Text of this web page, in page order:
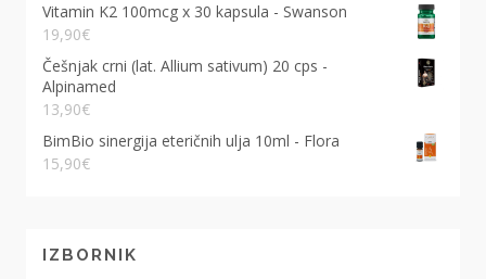
Vitamin K2 100mcg x 30 kapsula - Swanson
19,90€
Češnjak crni (lat. Allium sativum) 20 cps -
Alpinamed
13,90€
BimBio sinergija eteričnih ulja 10ml - Flora
15,90€
IZBORNIK